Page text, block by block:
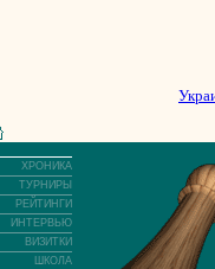
ХРОНИКА
ТУРНИРЫ
РЕЙТИНГИ
ИНТЕРВЬЮ
ВИЗИТКИ
ШКОЛА